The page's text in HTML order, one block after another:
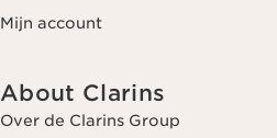
Mijn account
About Clarins
Over de Clarins Group